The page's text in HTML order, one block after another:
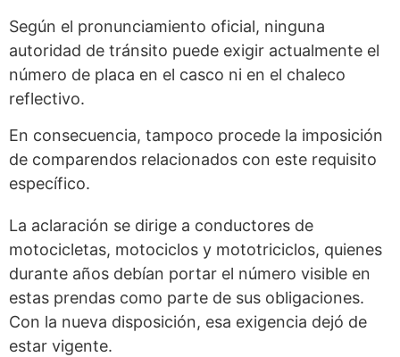
Según el pronunciamiento oficial, ninguna
autoridad de tránsito puede exigir actualmente el
número de placa en el casco ni en el chaleco
reflectivo.
En consecuencia, tampoco procede la imposición
de comparendos relacionados con este requisito
específico.
La aclaración se dirige a conductores de
motocicletas, motociclos y mototriciclos, quienes
durante años debían portar el número visible en
estas prendas como parte de sus obligaciones.
Con la nueva disposición, esa exigencia dejó de
estar vigente.